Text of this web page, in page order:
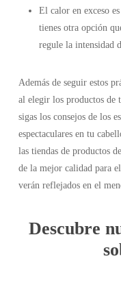
El calor en exceso
tienes otra opción
regule la intensidad
Además de seguir estos
al elegir los productos de
sigas los consejos de los
espectaculares en tu
las tiendas de productos
de la mejor calidad para
verán reflejados en el
Descubre